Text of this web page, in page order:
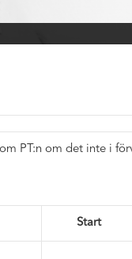
PT:n om det inte i
Start